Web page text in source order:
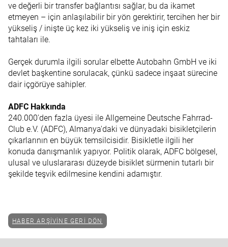
ve değerli bir transfer bağlantısı sağlar, bu da ikamet
etmeyen – için anlaşılabilir bir yön gerektirir, tercihen her bir
yükseliş / inişte üç kez iki yükseliş ve iniş için eskiz
tahtaları ile.
Gerçek durumla ilgili sorular elbette Autobahn GmbH ve iki
devlet başkentine sorulacak, çünkü sadece inşaat sürecine
dair içgörüye sahipler.
ADFC Hakkında
240.000'den fazla üyesi ile Allgemeine Deutsche Fahrrad-
Club e.V. (ADFC), Almanya'daki ve dünyadaki bisikletçilerin
çıkarlarının en büyük temsilcisidir. Bisikletle ilgili her
konuda danışmanlık yapıyor. Politik olarak, ADFC bölgesel,
ulusal ve uluslararası düzeyde bisiklet sürmenin tutarlı bir
şekilde teşvik edilmesine kendini adamıştır.
HABER ARŞIVINE GERI DÖN